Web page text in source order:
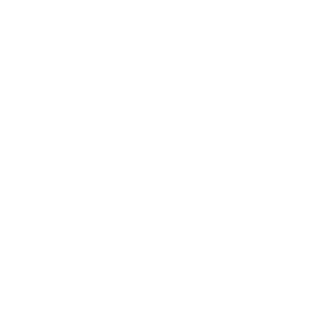
래블러스 초이스 어워드
탁월한 환대를 제공하겠다는 당사의
다운타운에서 가장 선호하는 부티크
을 더욱 공고히 합니다.세심하게 설계
기까지 고객 여정의 모든 측면은 기대
추고 있습니다.